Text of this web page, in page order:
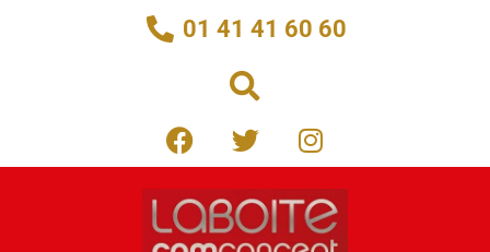
01 41 41 60 60